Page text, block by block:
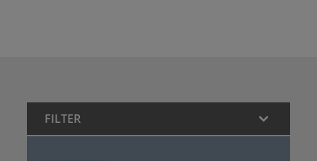
FILTER